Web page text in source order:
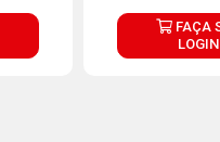
FAÇA
LOGIN